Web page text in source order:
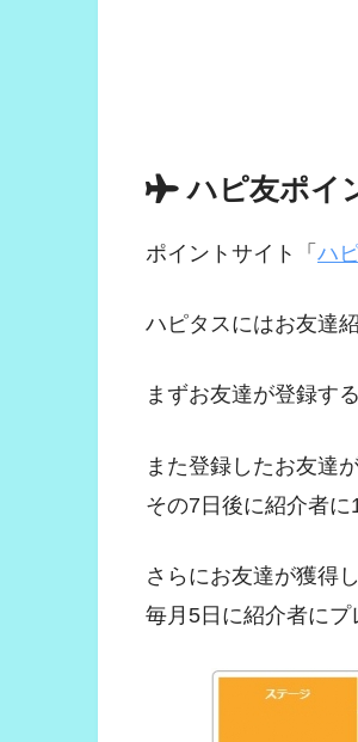
ハピ友ポイ
ポイントサイト「 ハ
ハピタスにはお友達
まずお友達が登録す
また登録したお友達
その7日後に紹介者に
さらにお友達が獲得
毎月5日に紹介者にプ